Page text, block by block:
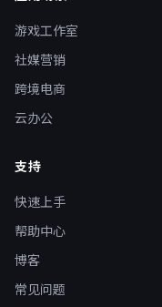
游戏工作室
社媒营销
跨境电商
云办公
支持
快速上手
帮助中心
博客
常见问题